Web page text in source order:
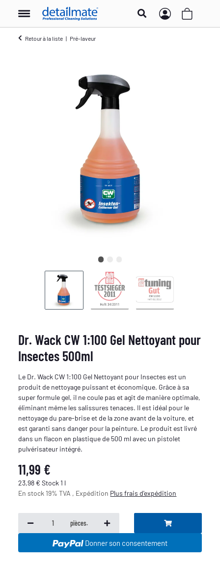
Retour à la liste Pré-laveur
Dr. Wack CW 1:100 Gel Nettoyant pour
Insectes 500ml
Le Dr. Wack CW 1:100 Gel Nettoyant pour Insectes est un
produit de nettoyage puissant et économique. Grâce à sa
super formule gel, il ne coule pas et agit de manière optimale,
éliminant même les salissures tenaces. Il est idéal pour le
nettoyage du pare-brise et de la zone avant de la voiture, et
est garanti sans danger pour la peinture. Le produit est livré
dans un flacon en plastique de 500 ml avec un pistolet
pulvérisateur intégré.
11,99 €
23,98 € Stock 1 l
En stock 19% TVA , Expédition Plusfrais d'expédition
pièces.
Donner son consentement